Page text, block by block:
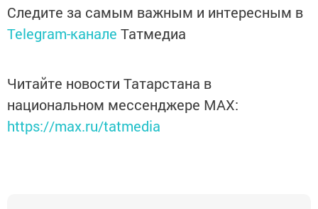
Следите за самым важным и интересным в
Telegram-канале Татмедиа
Читайте новости Татарстана в
национальном мессенджере MАХ:
https://max.ru/tatmedia